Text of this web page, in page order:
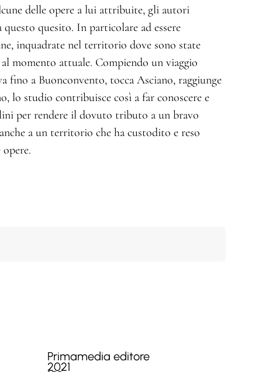
delle opere a lui attribuite, gli autori
quesito. In particolare ad essere
inquadrate nel territorio dove sono state
momento attuale. Compiendo un viaggio
fino a Buonconvento, tocca Asciano, raggiunge
lo studio contribuisce così a far conoscere e
per rendere il dovuto tributo a un bravo
a un territorio che ha custodito e reso
Primamedia editore
2021